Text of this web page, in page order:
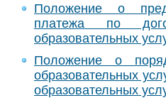
Положение о
платежа по
образовательных
Положение о
образовательных
образовательных